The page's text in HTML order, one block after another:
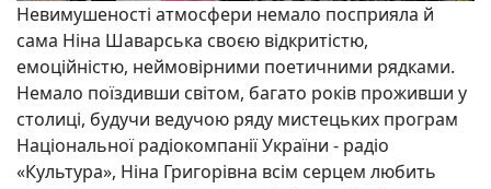
Невимушеності атмосфери немало посприяла й
сама Ніна Шаварська своєю відкритістю,
емоційністю, неймовірними поетичними рядками.
Немало поїздивши світом, багато років проживши у
столиці, будучи ведучою ряду мистецьких програм
Національної радіокомпанії України - радіо
«Культура», Ніна Григорівна всім серцем любить